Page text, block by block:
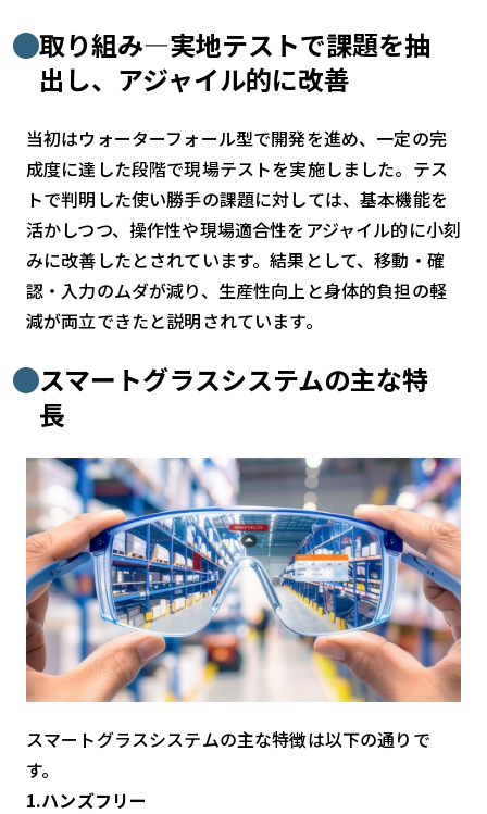
取り組み—実地テストで課題を抽
出し、アジャイル的に改善
当初はウォーターフォール型で開発を進め、一定の完
成度に達した段階で現場テストを実施しました。テス
トで判明した使い勝手の課題に対しては、基本機能を
活かしつつ、操作性や現場適合性をアジャイル的に小刻
みに改善したとされています。結果として、移動・確
認・入力のムダが減り、生産性向上と身体的負担の軽
減が両立できたと説明されています。
スマートグラスシステムの主な特
長
スマートグラスシステムの主な特徴は以下の通りで
す。
1.ハンズフリー